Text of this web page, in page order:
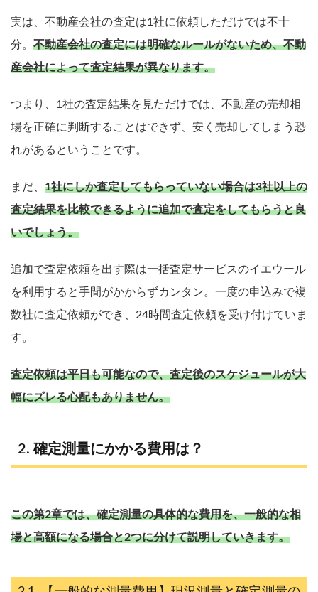
実は、不動産会社の査定は1社に依頼しただけでは不十
分。 不動産会社の査定には明確なルールがないため、不動
産会社によって査定結果が異なります。
つまり、1社の査定結果を見ただけでは、不動産の売却相
場を正確に判断することはできず、安く売却してしまう恐
れがあるということです。
まだ、 1社にしか査定してもらっていない場合は3社以上の
査定結果を比較できるように追加で査定をしてもらうと良
いでしょう。
追加で査定依頼を出す際は一括査定サービスのイエウール
を利用すると手間がかからずカンタン。一度の申込みで複
数社に査定依頼ができ、24時間査定依頼を受け付けていま
す。
査定依頼は平日も可能なので、査定後のスケジュールが大
幅にズレる心配もありません。
確定測量にかかる費用は？
この第2章では、確定測量の具体的な費用を、一般的な相
場と高額になる場合と2つに分けて説明していきます。